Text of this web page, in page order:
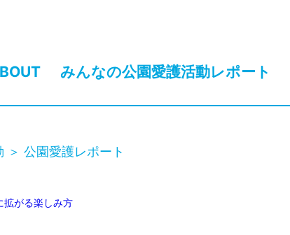
みんなの公園愛護活動レポート
公園愛護レポート
拡がる楽しみ方